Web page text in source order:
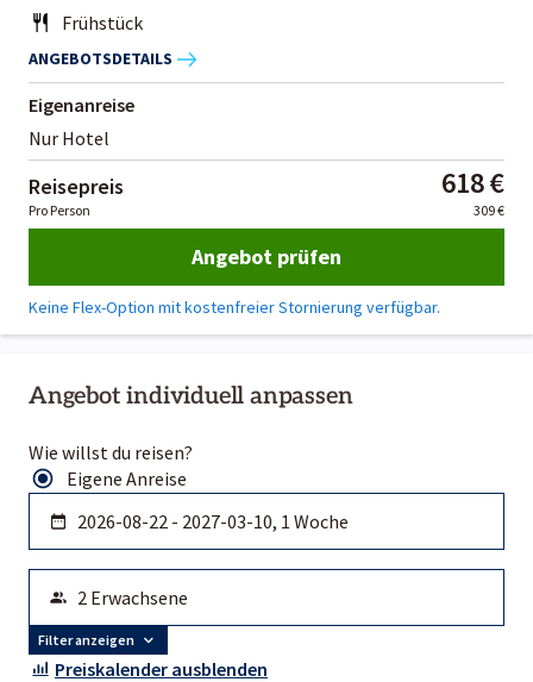
Angebot individuell anpassen
Wie willst du reisen?
Eigene Anreise
Filter anzeigen
Preiskalender ausblenden
Frühstück
ANGEBOTSDETAILS
Eigenanreise
Nur Hotel
Reisepreis 618 €
Pro Person 309 €
Angebot prüfen
Keine Flex-Option mit kostenfreier Stornierung verfügbar.